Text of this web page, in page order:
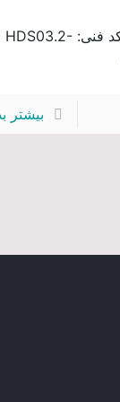
درایو ایندرامات با کد فنی: HDS03.2-
بیشتر